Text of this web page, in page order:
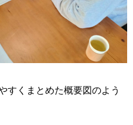
すくまとめた概要図のよう